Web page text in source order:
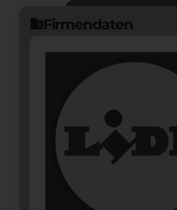
domainFirmendaten